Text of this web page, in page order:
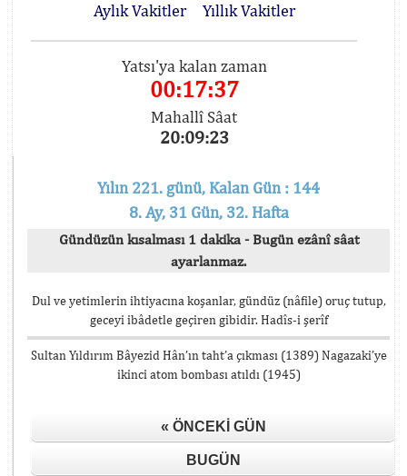
Aylık Vakitler
Yıllık Vakitler
Yatsı'ya kalan zaman
00:17:36
Mahallî Sâat
20:09:24
Yılın 221. günü, Kalan Gün : 144
8. Ay, 31 Gün, 32. Hafta
Gündüzün kısalması 1 dakika - Bugün ezânî sâat
ayarlanmaz.
Dul ve yetimlerin ihtiyacına koşanlar, gündüz (nâfile) oruç tutup,
geceyi ibâdetle geçiren gibidir. Hadîs-i şerîf
Sultan Yıldırım Bâyezid Hân’ın taht’a çıkması (1389) Nagazaki’ye
ikinci atom bombası atıldı (1945)
« ÖNCEKI GÜN
BUGÜN